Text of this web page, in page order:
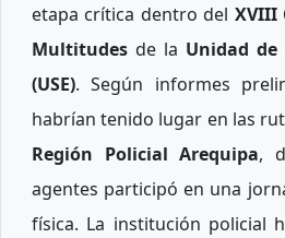
etapa crítica dentro del XVIII
Multitudes de la Unidad de
(USE). Según informes
habrían tenido lugar en las
Región Policial Arequipa,
agentes participó en una
física. La institución policial